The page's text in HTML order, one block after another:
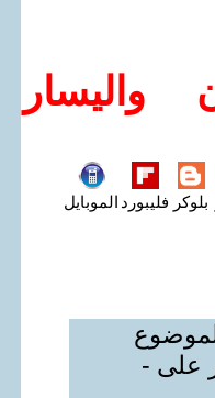
واليسار
بلوكر فليبورد الموبايل
على -